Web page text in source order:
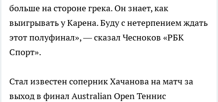
больше на стороне грека. Он знает, как
выигрывать у Карена. Буду с нетерпением ждать
этот полуфинал», — сказал Чесноков «РБК
Спорт».
Стал известен соперник Хачанова на матч за
выход в финал Australian OpenТеннис